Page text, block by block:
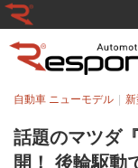
話題のマツダ
開！ 後輪駆動
自動車 ニューモデル